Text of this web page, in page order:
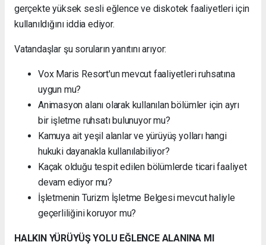
gerçekte yüksek sesli eğlence ve diskotek faaliyetleri için
kullanıldığını iddia ediyor.
Vatandaşlar şu soruların yanıtını arıyor:
Vox Maris Resort'un mevcut faaliyetleri ruhsatına
uygun mu?
Animasyon alanı olarak kullanılan bölümler için ayrı
bir işletme ruhsatı bulunuyor mu?
Kamuya ait yeşil alanlar ve yürüyüş yolları hangi
hukuki dayanakla kullanılabiliyor?
Kaçak olduğu tespit edilen bölümlerde ticari faaliyet
devam ediyor mu?
İşletmenin Turizm İşletme Belgesi mevcut haliyle
geçerliliğini koruyor mu?
HALKIN YÜRÜYÜŞ YOLU EĞLENCE ALANINA MI